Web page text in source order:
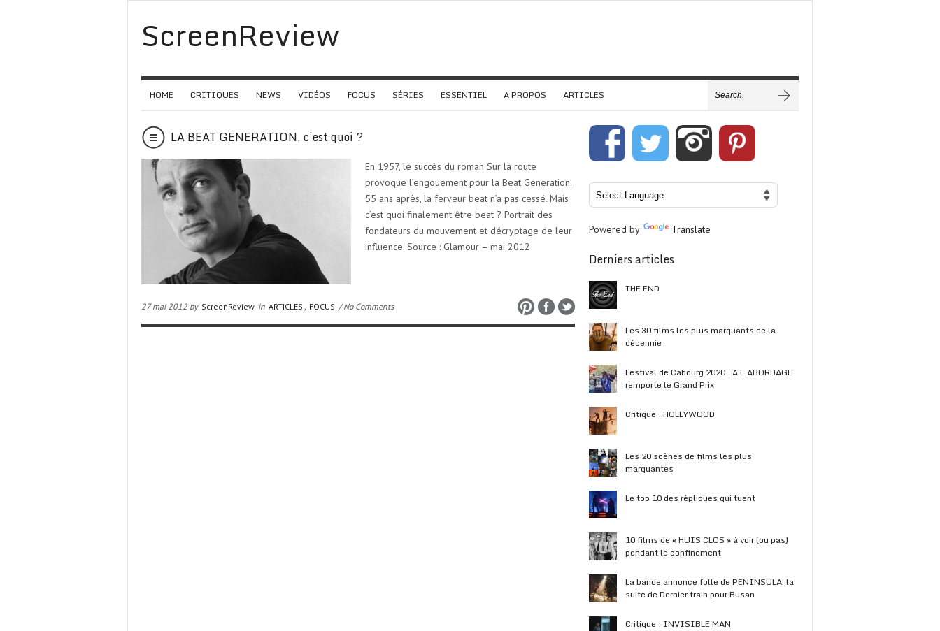
ScreenReview
HOME CRITIQUES NEWS VIDÉOS FOCUS SÉRIES ESSENTIEL A PROPOS ARTICLES
LA BEAT GENERATION, c’est quoi ?
En 1957, le succès du roman Sur la route
provoque l’engouement pour la Beat Generation.
55 ans après, la ferveur beat n’a pas cessé. Mais
c’est quoi finalement être beat ? Portrait des
fondateurs du mouvement et décryptage de leur
influence. Source : Glamour – mai 2012
27 mai 2012 by ScreenReview in ARTICLES , FOCUS / No Comments
Powered by Translate
Derniers articles
THE END
Les 30 films les plus marquants de la
décennie
Festival de Cabourg 2020 : A L’ABORDAGE
remporte le Grand Prix
Critique : HOLLYWOOD
Les 20 scènes de films les plus
marquantes
Le top 10 des répliques qui tuent
10 films de « HUIS CLOS » à voir (ou pas)
pendant le confinement
La bande annonce folle de PENINSULA, la
suite de Dernier train pour Busan
Critique : INVISIBLE MAN